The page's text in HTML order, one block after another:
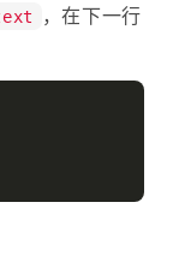
，在下一行